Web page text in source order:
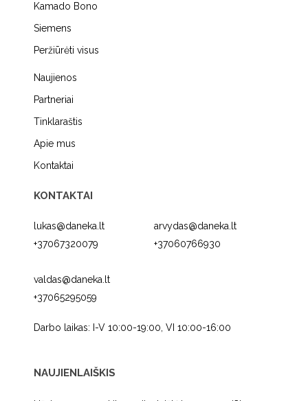
Kamado Bono
Siemens
Peržiūrėti visus
Naujienos
Partneriai
Tinklaraštis
Apie mus
Kontaktai
KONTAKTAI
lukas@daneka.lt
+37067320079
arvydas@daneka.lt
+37060766930
valdas@daneka.lt
+37065295059
Darbo laikas: I-V 10:00-19:00, VI 10:00-16:00
NAUJIENLAIŠKIS